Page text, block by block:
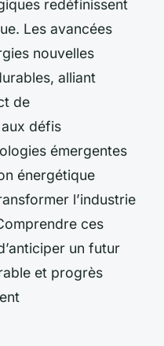
redéfinissent
Les avancées
nouvelles
alliant
de
aux défis
émergentes
énergétique
l’industrie
ces
un futur
et progrès